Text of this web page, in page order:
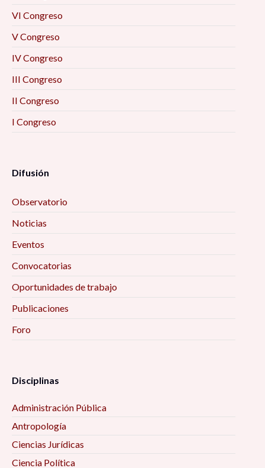
VI Congreso
V Congreso
IV Congreso
III Congreso
II Congreso
I Congreso
Difusión
Observatorio
Noticias
Eventos
Convocatorias
Oportunidades de trabajo
Publicaciones
Foro
Disciplinas
Administración Pública
Antropología
Ciencias Jurídicas
Ciencia Política